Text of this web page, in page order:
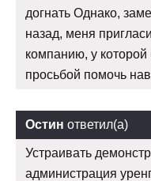
догнать Однако,
назад, меня
компанию, у
просьбой помочь
Остин ответил(а)
Устраивать
администрация